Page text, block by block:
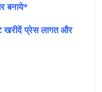
बनाये*
खरीदें प्रेस लागत और